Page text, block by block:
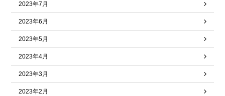
2023年7月
2023年6月
2023年5月
2023年4月
2023年3月
2023年2月